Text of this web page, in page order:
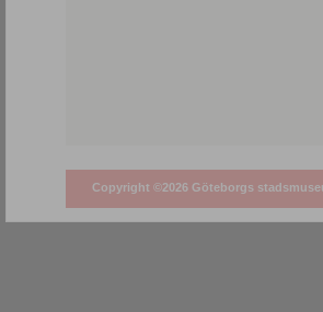
Copyright ©2026 Göteborgs